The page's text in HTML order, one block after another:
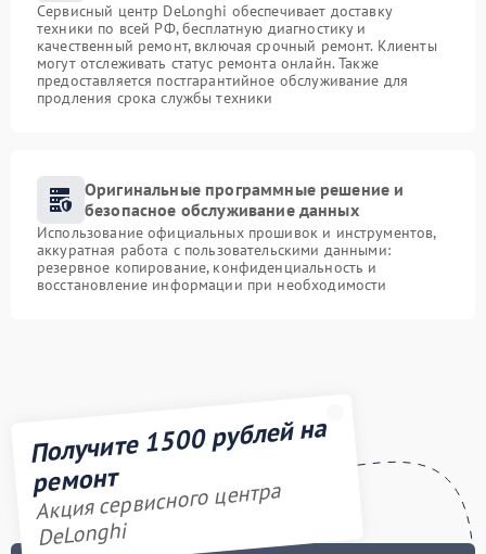
Сервисный центр DeLonghi обеспечивает доставку
техники по всей РФ, бесплатную диагностику и
качественный ремонт, включая срочный ремонт. Клиенты
могут отслеживать статус ремонта онлайн. Также
предоставляется постгарантийное обслуживание для
продления срока службы техники
Оригинальные программные решение и
безопасное обслуживание данных
Использование официальных прошивок и инструментов,
аккуратная работа с пользовательскими данными:
резервное копирование, конфиденциальность и
восстановление информации при необходимости
Получите 1500 рублей на
ремонт
Акция сервисного центра
DeLonghi